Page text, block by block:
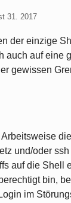
31. 2017
der einzige
auch auf eine
gewissen
und/oder
auf die Shell
bin,
im